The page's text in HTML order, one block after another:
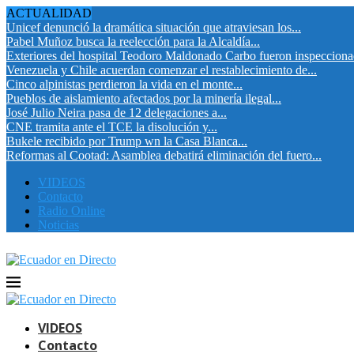
ACTUALIDAD
Unicef denunció la dramática situación que atraviesan los...
Pabel Muñoz busca la reelección para la Alcaldía...
Exteriores del hospital Teodoro Maldonado Carbo fueron
Venezuela y Chile acuerdan comenzar el restablecimiento de...
Cinco alpinistas perdieron la vida en el monte...
Pueblos de aislamiento afectados por la minería ilegal...
José Julio Neira pasa de 12 delegaciones a...
CNE tramita ante el TCE la disolución y...
Bukele recibido por Trump wn la Casa Blanca...
Reformas al Cootad: Asamblea debatirá eliminación del fuero...
VIDEOS
Contacto
Radio Online
Noticias
VIDEOS
Contacto